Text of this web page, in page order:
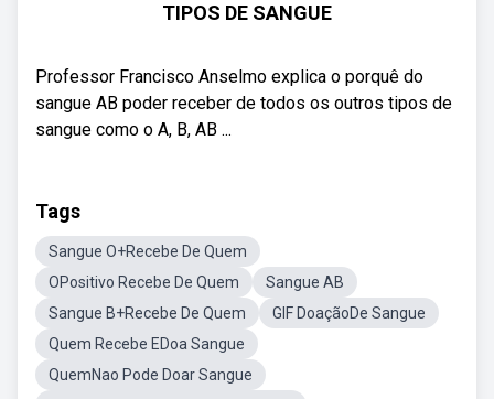
TIPOS DE SANGUE
Professor Francisco Anselmo explica o porquê do
sangue AB poder receber de todos os outros tipos de
sangue como o A, B, AB ...
Tags
Sangue O+Recebe De Quem
OPositivo Recebe De Quem
Sangue AB
Sangue B+Recebe De Quem
GIF DoaçãoDe Sangue
Quem Recebe EDoa Sangue
QuemNao Pode Doar Sangue